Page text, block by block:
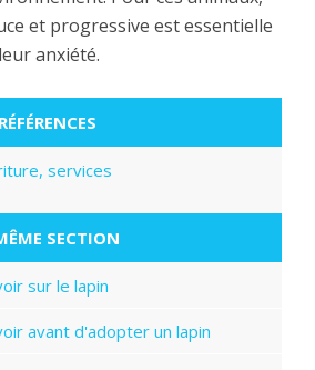
et progressive est essentielle
anxiété.
services
SECTION
sur le lapin
avant d'adopter un lapin